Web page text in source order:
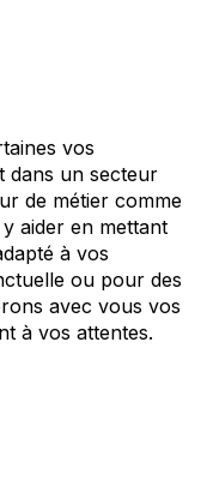
vos
dans un secteur
de métier comme
aider en mettant
à vos
ou pour des
avec vous vos
à vos attentes.